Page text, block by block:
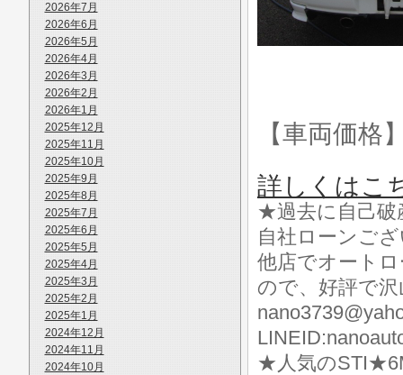
2026年7月
2026年6月
2026年5月
2026年4月
2026年3月
2026年2月
2026年1月
2025年12月
2025年11月
2025年10月
2025年9月
2025年8月
2025年7月
2025年6月
2025年5月
2025年4月
2025年3月
2025年2月
2025年1月
2024年12月
2024年11月
2024年10月
【車両価格
詳しくはこ
★過去に自己破
自社ローンご
他店でオート
ので、好評で
★人気の